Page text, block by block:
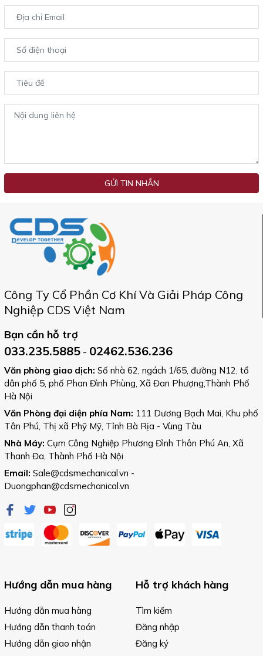
GỬI TIN NHẮN
Công Ty Cổ Phần Cơ Khí Và Giải Pháp Công
Nghiệp CDS Việt Nam
Bạn cần hỗ trợ
033.235.5885 - 02462.536.236
Văn phòng giao dịch: Số nhà 62, ngách 1/65, đường N12, tổ
dân phố 5, phố Phan Đình Phùng, Xã Đan Phượng,Thành Phố
Hà Nội
Văn Phòng đại diện phía Nam: 111 Dương Bạch Mai, Khu phố
Tân Phú, Thị xã Phỹ Mỹ, Tỉnh Bà Rịa - Vùng Tàu
Nhà Máy: Cụm Công Nghiệp Phương Đình Thôn Phú An, Xã
Thanh Đa, Thành Phố Hà Nội
Email: Sale@cdsmechanical.vn -
Duongphan@cdsmechanical.vn
Hướng dẫn mua hàng
Hướng dẫn mua hàng
Hướng dẫn thanh toán
Hướng dẫn giao nhận
Hỗ trợ khách hàng
Tìm kiếm
Đăng nhập
Đăng ký